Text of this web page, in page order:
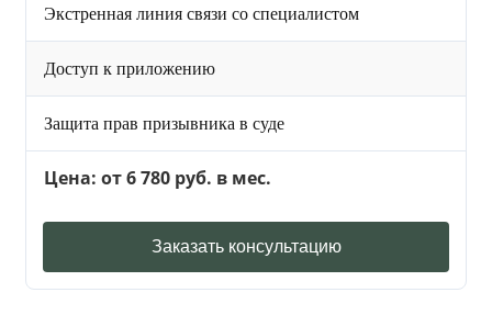
Экстренная линия связи со специалистом
Доступ к приложению
Защита прав призывника в суде
Цена: от 6 780 руб. в мес.
Заказать консультацию